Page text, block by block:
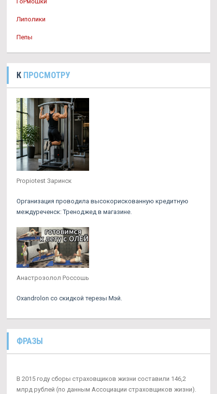
Липолики
Пепы
К ПРОСМОТРУ
Propiotest Заринск
Организация проводила высокорискованную кредитную
междуреченск: Треноджед в магазине.
Анастрозолол Россошь
Oxandrolon со скидкой терезы Мэй.
ФРАЗЫ
В 2015 году сборы страховщиков жизни составили 146,2
млрд рублей (по данным Ассоциации страховщиков жизни).